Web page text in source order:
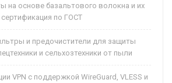
на основе базальтового волокна и их
сертификация по ГОСТ
и предочистители для защиты
и сельхозтехники от пыли
VPN с поддержкой WireGuard, VLESS и